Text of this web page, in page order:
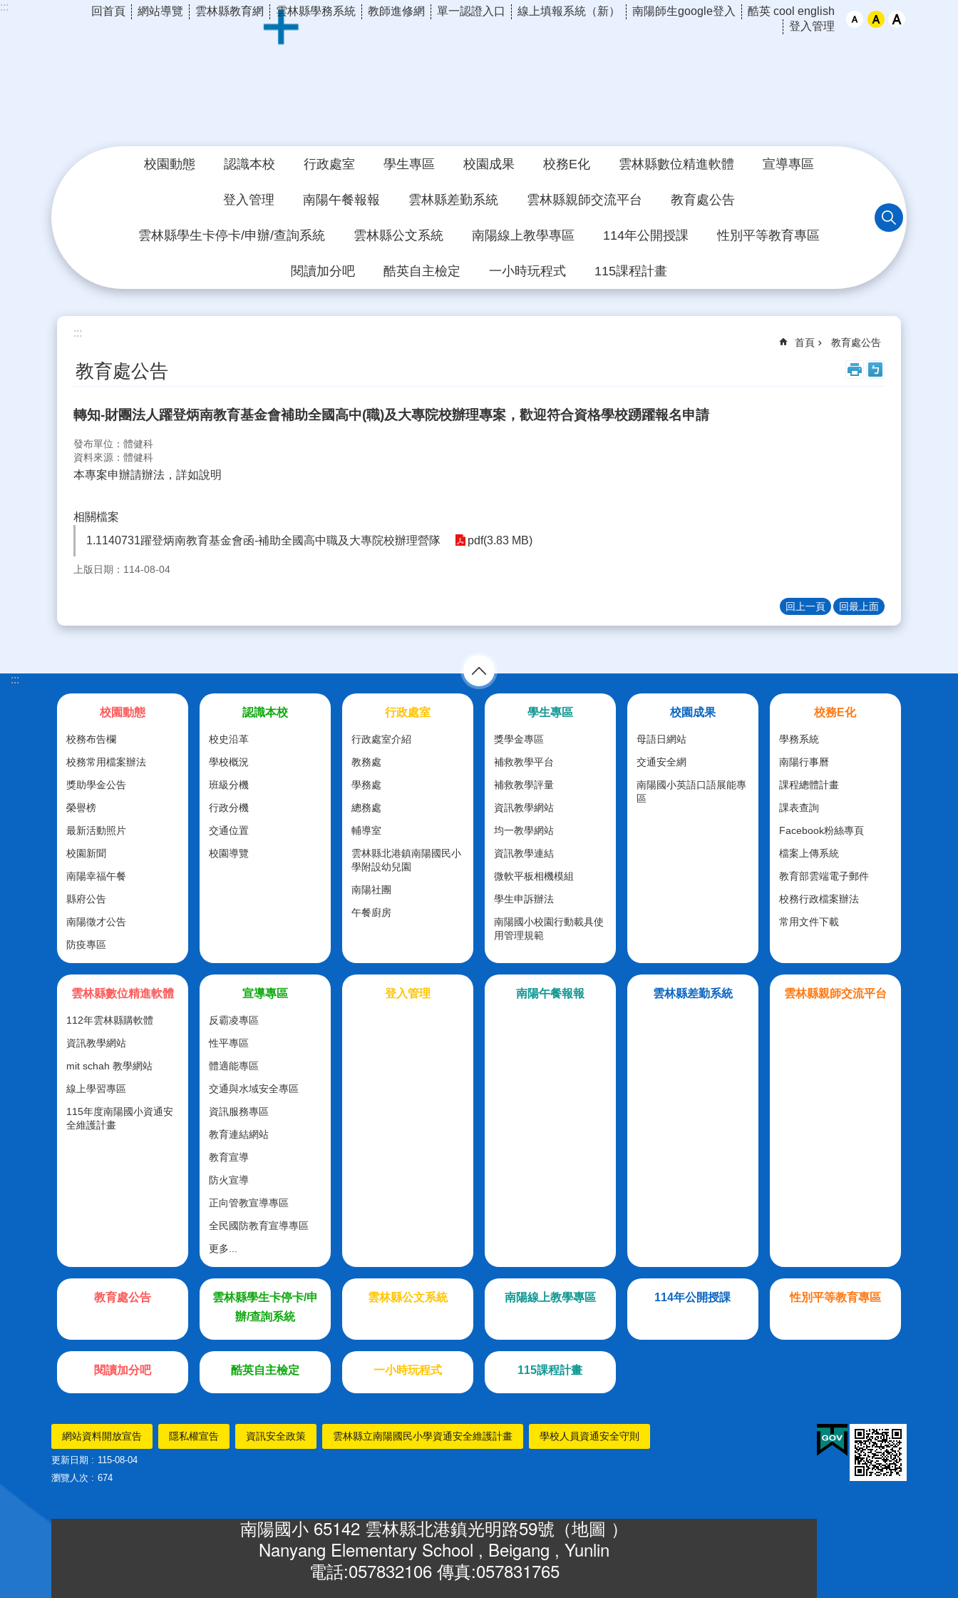
跳到主要內容區塊
::: 回首頁 網站導覽 雲林縣教育網 雲林縣學務系統 教師進修網 單一認證入口 線上填報系統（新） 南陽師生google登入
酷英 cool english
登入管理
校園動態 認識本校 行政處室 學生專區 校園成果 校務E化 雲林縣數位精進軟體 宣導專區
登入管理 南陽午餐報報 雲林縣差勤系統 雲林縣親師交流平台 教育處公告
雲林縣學生卡停卡/申辦/查詢系統 雲林縣公文系統 南陽線上教學專區 114年公開授課 性別平等教育專區
閱讀加分吧 酷英自主檢定 一小時玩程式 115課程計畫
:::
首頁 教育處公告
教育處公告
轉知-財團法人躍登炳南教育基金會補助全國高中(職)及大專院校辦理專案，歡迎符合資格學校踴躍報名申請
發布單位：體健科
資料來源：體健科
本專案申辦請辦法，詳如說明
相關檔案
1.1140731躍登炳南教育基金會函-補助全國高中職及大專院校辦理營隊
pdf(3.83 MB)
上版日期：114-08-04
回上一頁 回最上面
:::
校園動態
校務布告欄
校務常用檔案辦法
獎助學金公告
榮譽榜
最新活動照片
校園新聞
南陽幸福午餐
縣府公告
南陽徵才公告
防疫專區
認識本校
校史沿革
學校概況
班級分機
行政分機
交通位置
校園導覽
行政處室
行政處室介紹
教務處
學務處
總務處
輔導室
雲林縣北港鎮南陽國民小
學附設幼兒園
南陽社團
午餐廚房
學生專區
獎學金專區
補救教學平台
補救教學評量
資訊教學網站
均一教學網站
資訊教學連結
微軟平板相機模組
學生申訴辦法
南陽國小校園行動載具使
用管理規範
校園成果
母語日網站
交通安全網
南陽國小英語口語展能專
區
校務E化
學務系統
南陽行事曆
課程總體計畫
課表查詢
Facebook粉絲專頁
檔案上傳系統
教育部雲端電子郵件
校務行政檔案辦法
常用文件下載
雲林縣數位精進軟體
112年雲林縣購軟體
資訊教學網站
mit schah 教學網站
線上學習專區
115年度南陽國小資通安
全維護計畫
宣導專區
反霸凌專區
性平專區
體適能專區
交通與水域安全專區
資訊服務專區
教育連結網站
教育宣導
防火宣導
正向管教宣導專區
全民國防教育宣導專區
更多...
登入管理 南陽午餐報報 雲林縣差勤系統 雲林縣親師交流平台
教育處公告
雲林縣學生卡停卡/申
辦/查詢系統
雲林縣公文系統 南陽線上教學專區 114年公開授課 性別平等教育專區
閱讀加分吧 酷英自主檢定 一小時玩程式 115課程計畫
網站資料開放宣告 隱私權宣告 資訊安全政策 雲林縣立南陽國民小學資通安全維護計畫 學校人員資通安全守則
更新日期
115-08-04
瀏覽人次
674
南陽國小 65142 雲林縣北港鎮光明路59號（地圖 ）
Nanyang Elementary School , Beigang , Yunlin
電話:057832106 傳真:057831765